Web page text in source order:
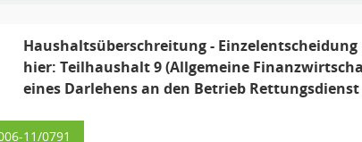
Haushaltsüberschreitung - Einzelentscheidung
hier: Teilhaushalt 9 (Allgemeine
eines Darlehens an den Betrieb Rettungsdienst
11/0791